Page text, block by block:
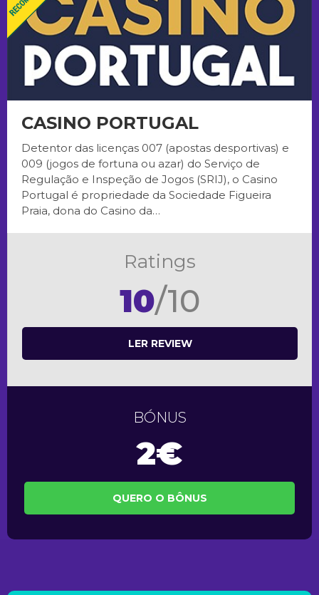
CASINO PORTUGAL
Detentor das licenças 007 (apostas desportivas) e
009 (jogos de fortuna ou azar) do Serviço de
Regulação e Inspeção de Jogos (SRIJ), o Casino
Portugal é propriedade da Sociedade Figueira
Praia, dona do Casino da…
Ratings
10/10
LER REVIEW
BÓNUS
2€
QUERO O BÔNUS